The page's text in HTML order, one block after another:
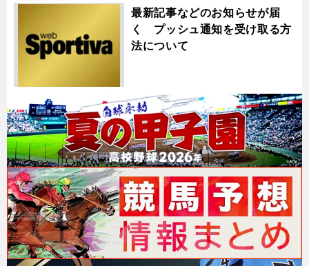
最新記事などのお知らせが届
く プッシュ通知を受け取る方
法について